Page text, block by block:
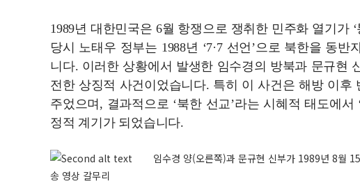
1989년 대한민국은 6월 항쟁으로 쟁취한 민주화 열기가
당시 노태우 정부는 1988년 ‘7·7 선언’으로 북한을 동
니다. 이러한 상황에서 발생한 임수경의 방북과 문규현
전한 상징적 사건이었습니다. 특히 이 사건은 해방 이
주었으며, 결과적으로 ‘북한 선교’라는 시혜적 태도에
정적 계기가 되었습니다.
임수경 양(오른쪽)과 문규현 신부가 1989년 8월
송 영상 갈무리